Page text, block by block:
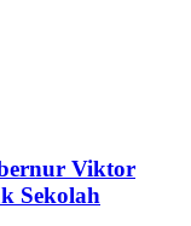
Viktor
Sekolah